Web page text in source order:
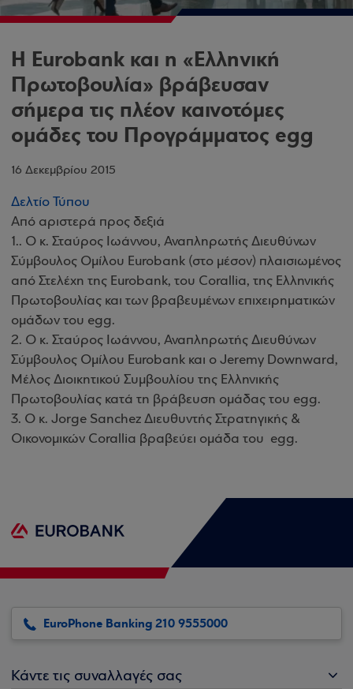
Η Eurobank και η «Ελληνική
Πρωτοβουλία» βράβευσαν
σήμερα τις πλέον καινοτόμες
ομάδες του Προγράμματος egg
16 Δεκεμβρίου 2015
Δελτίο Τύπου
Από αριστερά προς δεξιά
1.. Ο κ. Σταύρος Ιωάννου, Αναπληρωτής Διευθύνων
Σύμβουλος Ομίλου Eurobank (στο μέσον) πλαισιωμένος
από Στελέχη της Eurobank, του Corallia, της Ελληνικής
Πρωτοβουλίας και των βραβευμένων επιχειρηματικών
ομάδων του egg.
2. Ο κ. Σταύρος Ιωάννου, Αναπληρωτής Διευθύνων
Σύμβουλος Ομίλου Eurobank και ο Jeremy Downward,
Μέλος Διοικητικού Συμβουλίου της Ελληνικής
Πρωτοβουλίας κατά τη βράβευση ομάδας του egg.
3. Ο κ. Jorge Sanchez Διευθυντής Στρατηγικής &
Οικονομικών Corallia βραβεύει ομάδα του egg.
EuroPhone Banking 210 9555000
Κάντε τις συναλλαγές σας